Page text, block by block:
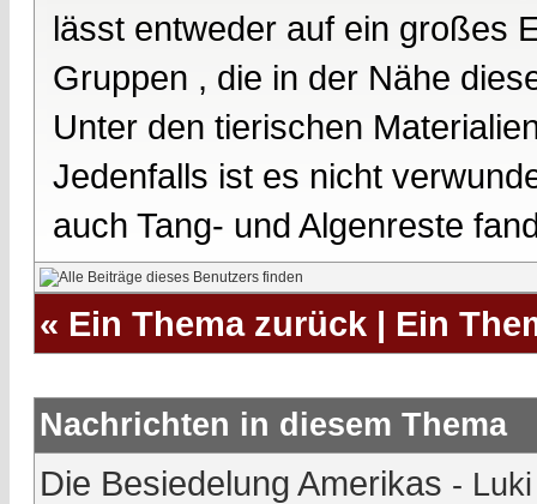
lässt entweder auf ein großes
Gruppen , die in der Nähe
Unter den tierischen
Jedenfalls ist es nicht
auch Tang- und Algenreste
« Ein Thema zurück | Ein
Nachrichten in diesem Thema
Die Besiedelung Amerikas - Luki